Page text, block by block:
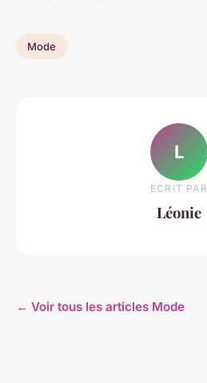
Mode
L
ECRIT PAR
Léonie
← Voir tous les articles Mode